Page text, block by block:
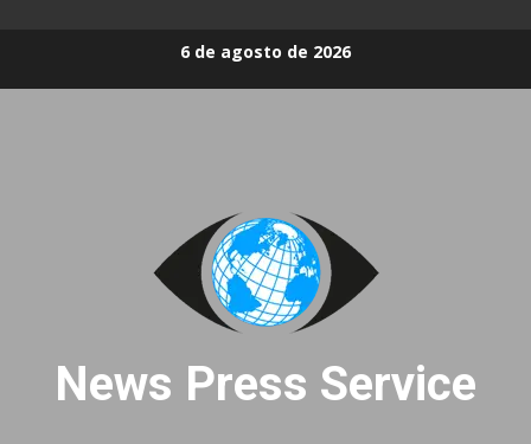
6 de agosto de 2026
News Press Service